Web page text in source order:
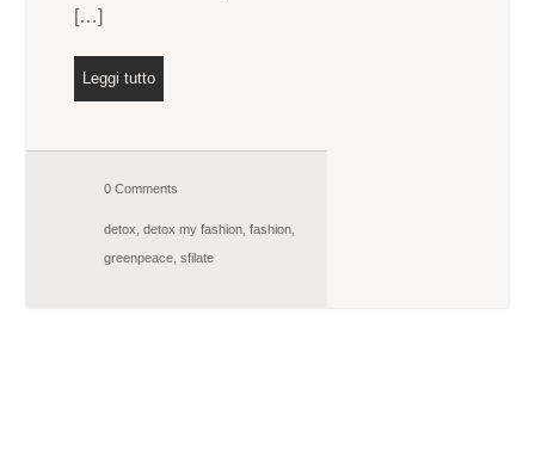
[…]
Leggi tutto
0 Comments
detox ,detox my fashion ,fashion
greenpeace ,sfilate